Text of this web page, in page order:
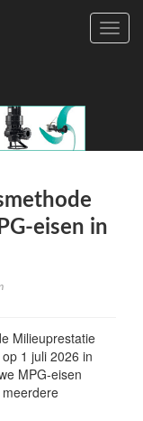
eisen in
Milieuprestatie
1 juli 2026 in
MPG-eisen